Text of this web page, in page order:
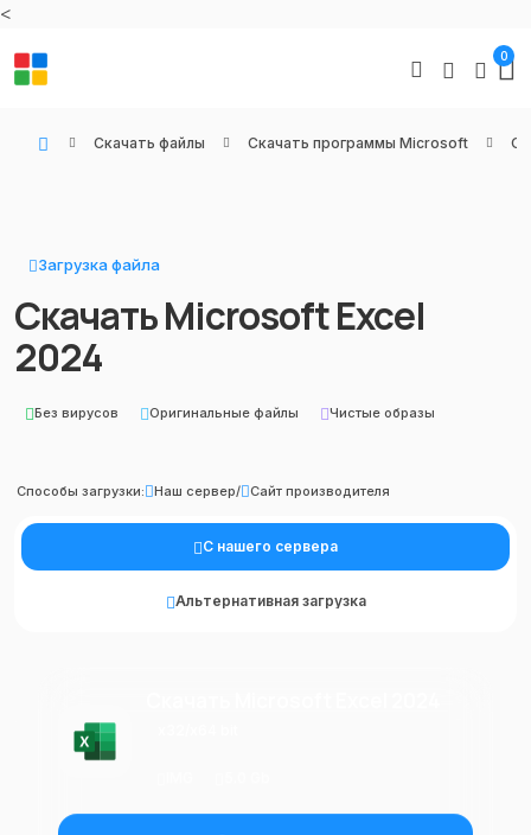
<
0
Скачать файлы Скачать программы Microsoft
Загрузка файла
Скачать Microsoft Excel
2024
Без вирусов Оригинальные файлы Чистые образы
Способы загрузки: Наш сервер/ Сайт производителя
С нашего сервера
Альтернативная загрузка